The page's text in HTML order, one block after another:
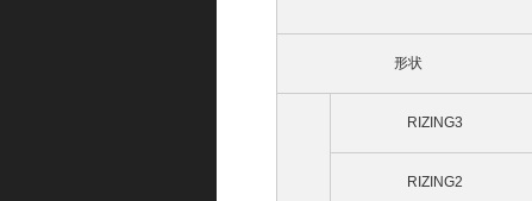
形状
RIZING3
RIZING2